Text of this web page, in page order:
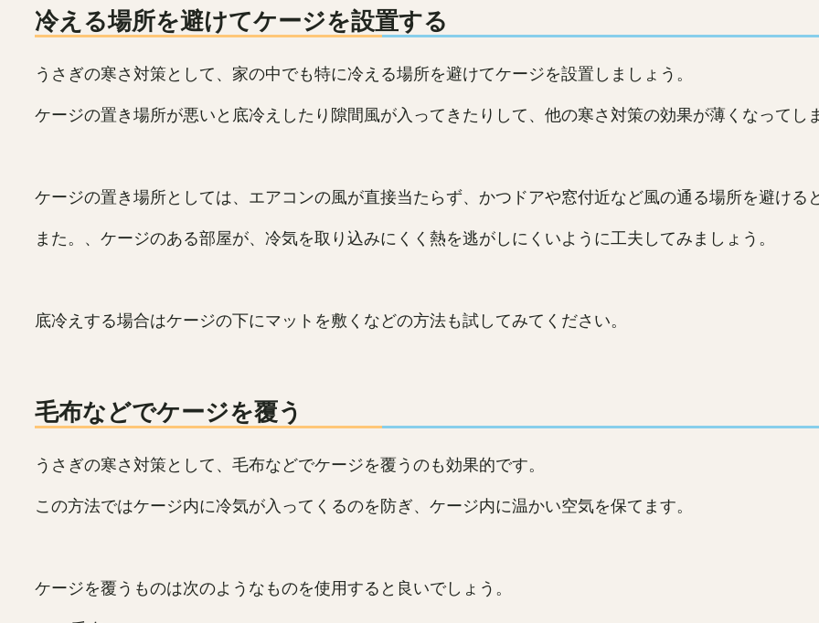
冷える場所を避けてケージを設置する
うさぎの寒さ対策として、家の中でも特に冷える場所を避けてケージを設置しましょう。
ケージの置き場所が悪いと底冷えしたり隙間風が入ってきたりして、他の寒さ対策の効果が薄くなってし
ケージの置き場所としては、エアコンの風が直接当たらず、かつドアや窓付近など風の通る場所を避ける
また。、ケージのある部屋が、冷気を取り込みにくく熱を逃がしにくいように工夫してみましょう。
底冷えする場合はケージの下にマットを敷くなどの方法も試してみてください。
毛布などでケージを覆う
うさぎの寒さ対策として、毛布などでケージを覆うのも効果的です。
この方法ではケージ内に冷気が入ってくるのを防ぎ、ケージ内に温かい空気を保てます。
ケージを覆うものは次のようなものを使用すると良いでしょう。